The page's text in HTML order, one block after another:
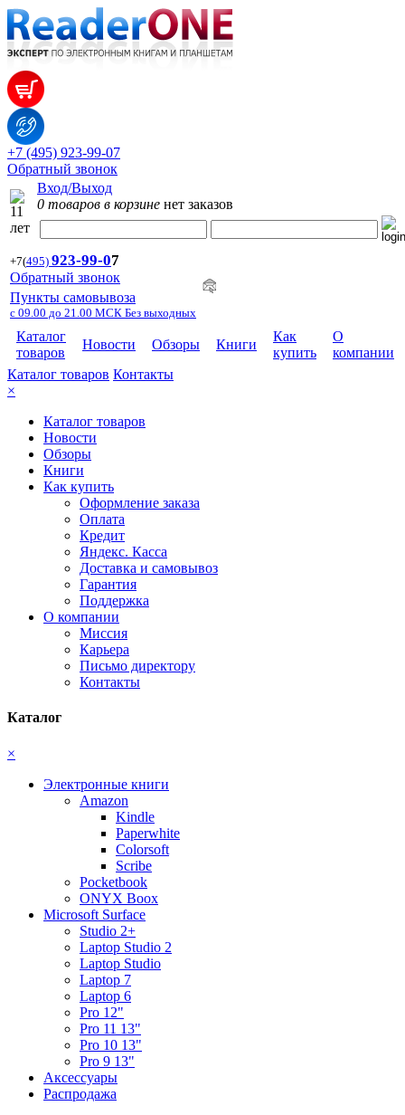
+7 (495) 923-99-07
Обратный звонок
Вход/Выход
0 товаров в корзине нет заказов
+7(495) 923-99-07
Обратный звонок
Пункты самовывоза
с 09.00 до 21.00 МСК Без выходных
Каталог
товаров
Новости Обзоры Книги
Как
купить
О
компании
Каталог товаров Контакты
×
Каталог товаров
Новости
Обзоры
Книги
Как купить
Оформление заказа
Оплата
Кредит
Яндекс. Касса
Доставка и самовывоз
Гарантия
Поддержка
О компании
Миссия
Карьера
Письмо директору
Контакты
Каталог
×
Электронные книги
Amazon
Kindle
Paperwhite
Colorsoft
Scribe
Pocketbook
ONYX Boox
Microsoft Surface
Studio 2+
Laptop Studio 2
Laptop Studio
Laptop 7
Laptop 6
Pro 12"
Pro 11 13"
Pro 10 13"
Pro 9 13"
Аксессуары
Распродажа